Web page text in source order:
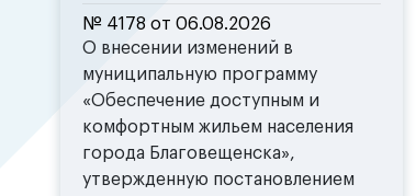
№ 4178 от 06.08.2026
О внесении изменений в
муниципальную программу
«Обеспечение доступным и
комфортным жильем населения
города Благовещенска»,
утвержденную постановлением